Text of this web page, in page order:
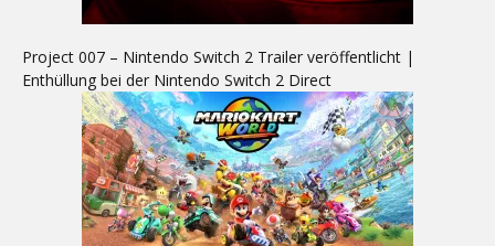
Project 007 – Nintendo Switch 2 Trailer veröffentlicht |
Enthüllung bei der Nintendo Switch 2 Direct